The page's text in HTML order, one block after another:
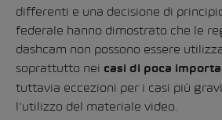
differenti e una decisione di
federale hanno dimostrato che le
dashcam non possono essere
soprattutto nei casi di poca
tuttavia eccezioni per i casi più
l’utilizzo del materiale video.